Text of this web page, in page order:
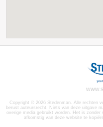
Copyright © 2026 Stedenman. Alle rechten
berust auteursrecht. Niets van deze uitgave
overige media gebruikt worden. Het is
afkomstig van deze website te